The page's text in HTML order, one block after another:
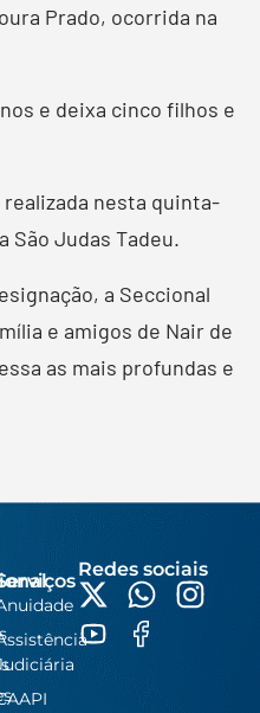
Prado, ocorrida na
e deixa cinco filhos e
nesta quinta-
São Judas Tadeu.
a Seccional
e amigos de Nair de
as mais profundas e
Redes sociais